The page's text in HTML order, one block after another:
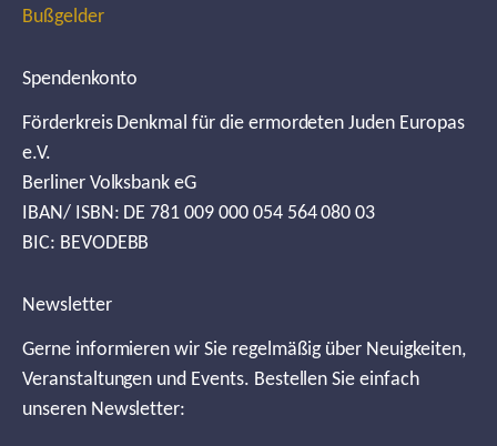
Bußgelder
Spendenkonto
Förderkreis Denkmal für die ermordeten Juden Europas
e.V.
Berliner Volksbank eG
IBAN/ ISBN: DE 781 009 000 054 564 080 03
BIC: BEVODEBB
Newsletter
Gerne informieren wir Sie regelmäßig über Neuigkeiten,
Veranstaltungen und Events. Bestellen Sie einfach
unseren Newsletter: